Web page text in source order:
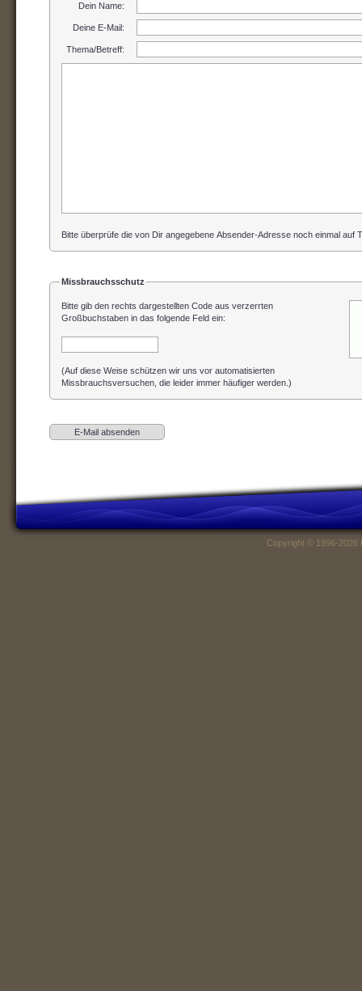
Dein Name:
Deine E-Mail:
Thema/Betreff:
Bitte überprüfe die von Dir angegebene Absender-Adresse noch einmal auf
Missbrauchsschutz
Bitte gib den rechts dargestellten Code aus verzerrten
Großbuchstaben in das folgende Feld ein:
(Auf diese Weise schützen wir uns vor automatisierten
Missbrauchsversuchen, die leider immer häufiger werden.)
Copyright © 1996-2026